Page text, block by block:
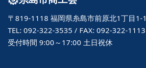
〒819-1118 福岡県糸島市前原北1丁目1-1
TEL: 092-322-3535 / FAX: 092-322-1113
受付時間 9:00～17:00 土日祝休